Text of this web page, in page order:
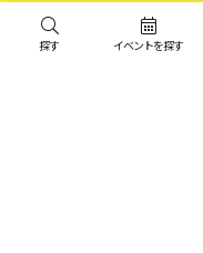
探す イベントを探す